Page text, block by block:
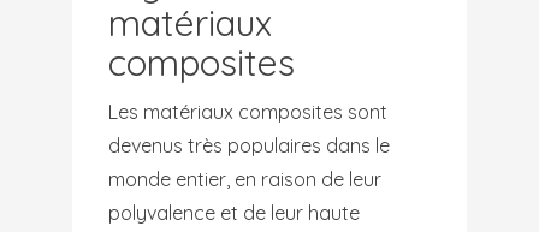
matériaux
composites
Les matériaux composites sont
devenus très populaires dans le
monde entier, en raison de leur
polyvalence et de leur haute